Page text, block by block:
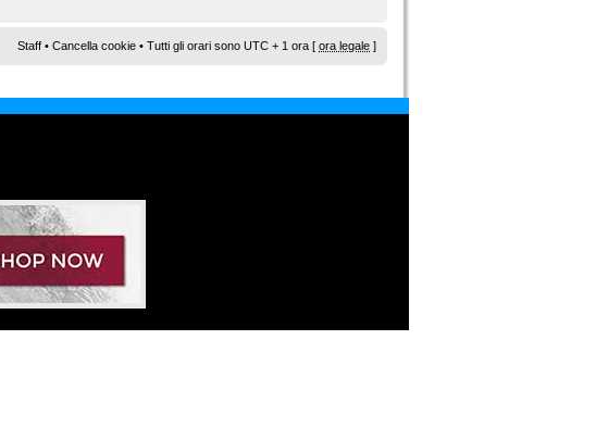
Staff • Cancella cookie • Tutti gli orari sono UTC + 1 ora [ ora legale ]